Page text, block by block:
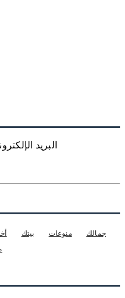
البريد
جمالك منوعات بيتك